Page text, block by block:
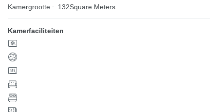
Kamergrootte :
132Square Meters
Kamerfaciliteiten